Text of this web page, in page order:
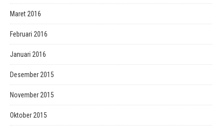
Maret 2016
Februari 2016
Januari 2016
Desember 2015
November 2015
Oktober 2015